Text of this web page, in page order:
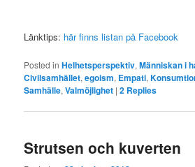
Länktips: här finns listan på Facebook
Posted in Helhetsperspektiv,Människan i
Civilsamhället,egoism, Empati,
Samhälle,Valmöjlighet |2 Replies
Strutsen och kuverten